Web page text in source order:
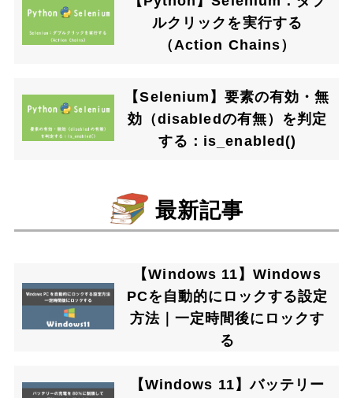
ルクリックを実行する
（Action Chains）
【Selenium】要素の有効・無
効（disabledの有無）を判定
する：is_enabled()
最新記事
【Windows 11】Windows
PCを自動的にロックする設定
方法｜一定時間後にロックす
る
【Windows 11】バッテリー